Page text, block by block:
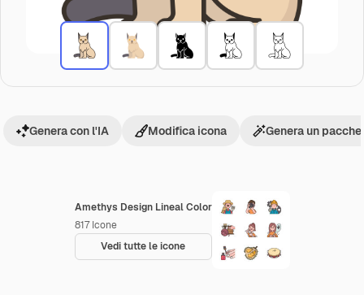
Amethys Design Lineal Color
817 Icone
Vedi tutte le icone
Genera con l'IA Modifica icona Genera un